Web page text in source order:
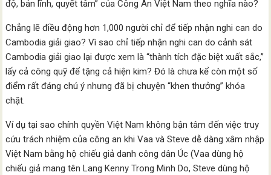
độ, bản lĩnh, quyết tâm” của Công An Việt Nam theo nghĩa nào?
Chẳng lẽ điều động hơn 1,000 người chỉ để tiếp nhận nghi can do
Cambodia giải giao? Vì sao chỉ tiếp nhận nghi can do cảnh sát
Cambodia giải giao lại được xem là “thành tích đặc biệt xuất sắc,”
lấy cả công quỹ để tặng cả hiện kim? Đó là chưa kể còn một số
điểm rất đáng chú ý nhưng đã bị chuyện “khen thưởng” khóa
chặt.
Ví dụ tại sao chính quyền Việt Nam không bận tâm đến việc truy
cứu trách nhiệm của công an khi Vaa và Steve dễ dàng xâm nhập
Việt Nam bằng hộ chiếu giả danh công dân Úc (Vaa dùng hộ
chiếu giả mang tên Lang Kenny Trong Minh Do, Steve dùng hộ